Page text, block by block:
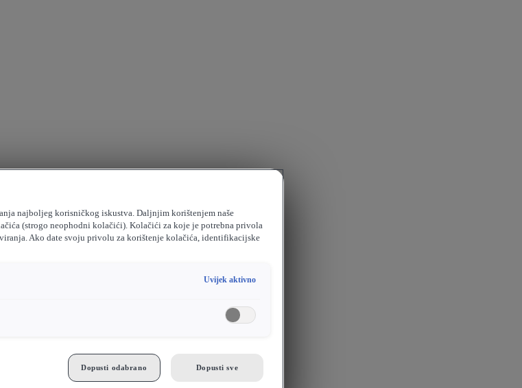
najboljeg korisničkog iskustva. Daljnjim korištenjem naše
(strogo neophodni kolačići). Kolačići za koje je potrebna privola
Ako date svoju privolu za korištenje kolačića, identifikacijske
Uvijek aktivno
Dopusti odabrano Dopusti sve